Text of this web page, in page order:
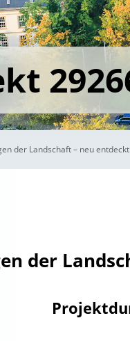
der Landschaft – neu entdeckt
der